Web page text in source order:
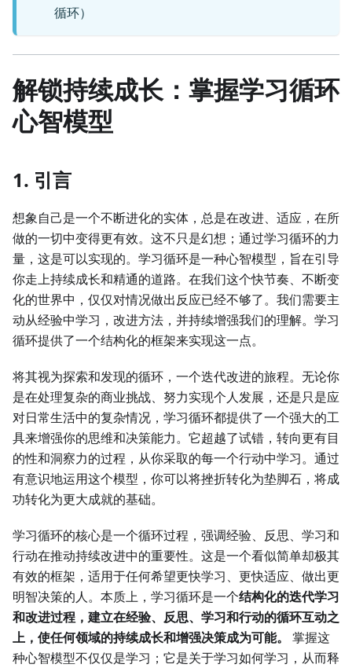
循环）
解锁持续成长：掌握学习循环
心智模型
1. 引言
想象自己是一个不断进化的实体，总是在改进、适应，在所
做的一切中变得更有效。这不只是幻想；通过学习循环的力
量，这是可以实现的。学习循环是一种心智模型，旨在引导
你走上持续成长和精通的道路。在我们这个快节奏、不断变
化的世界中，仅仅对情况做出反应已经不够了。我们需要主
动从经验中学习，改进方法，并持续增强我们的理解。学习
循环提供了一个结构化的框架来实现这一点。
将其视为探索和发现的循环，一个迭代改进的旅程。无论你
是在处理复杂的商业挑战、努力实现个人发展，还是只是应
对日常生活中的复杂情况，学习循环都提供了一个强大的工
具来增强你的思维和决策能力。它超越了试错，转向更有目
的性和洞察力的过程，从你采取的每一个行动中学习。通过
有意识地运用这个模型，你可以将挫折转化为垫脚石，将成
功转化为更大成就的基础。
学习循环的核心是一个循环过程，强调经验、反思、学习和
行动在推动持续改进中的重要性。这是一个看似简单却极其
有效的框架，适用于任何希望更快学习、更快适应、做出更
明智决策的人。本质上，学习循环是一个结构化的迭代学习
和改进过程，建立在经验、反思、学习和行动的循环互动之
上，使任何领域的持续成长和增强决策成为可能。
掌握这
种心智模型不仅仅是学习；它是关于学习如何学习，从而释